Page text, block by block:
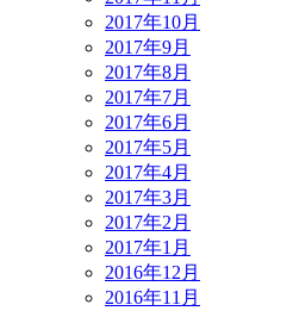
2017年10月
2017年9月
2017年8月
2017年7月
2017年6月
2017年5月
2017年4月
2017年3月
2017年2月
2017年1月
2016年12月
2016年11月